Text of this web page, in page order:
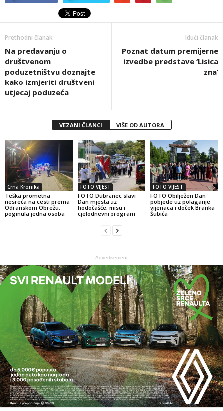
Prethodni članak
Na predavanju o
društvenom
poduzetništvu doznajte
kako izmjeriti društveni
utjecaj poduzeća
Idući članak
Poznat datum premijerne
izvedbe predstave ‘Lisica
zna’
VEZANI ČLANCI VIŠE OD AUTORA
Crna Kronika
Teška prometna
nesreća na cesti prema
Odranskom Obrežu:
poginula jedna osoba
FOTO VIJEST
FOTO Dubranec slavi
Dan mjesta uz
hodočašće, misu i
cjelodnevni program
FOTO VIJEST
FOTO Obilježen Dan
pobjede uz polaganje
vijenaca i doček Branka
Šubića
- Advertisement -